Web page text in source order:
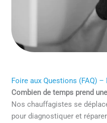
Foire aux Questions (FAQ) –
Combien de temps prend
Nos chauffagistes se
pour diagnostiquer et